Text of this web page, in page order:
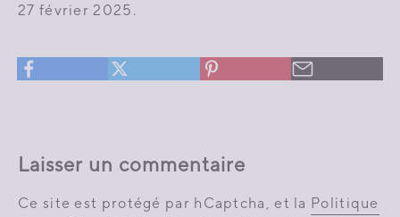
27 février 2025.
Laisser un commentaire
Ce site est protégé par hCaptcha, et la Politique